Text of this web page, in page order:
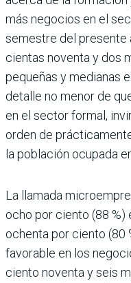
más negocios en el
semes­tre del
cientas noventa y dos
pequeñas y medianas
detalle no menor de
en el sector formal,
orden de
la población ocupada
La llamada
ocho por ciento (88 %)
ochenta por ciento (80
favorable en los
ciento noventa y seis